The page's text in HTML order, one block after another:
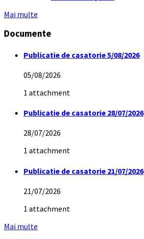
Mai multe
Documente
Publicatie de casatorie 5/08/2026
05/08/2026
1 attachment
Publicatie de casatorie 28/07/2026
28/07/2026
1 attachment
Publicatie de casatorie 21/07/2026
21/07/2026
1 attachment
Mai multe